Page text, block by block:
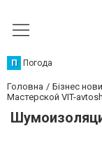
П Погода
Головна Бізнес
Мастерской VIT-